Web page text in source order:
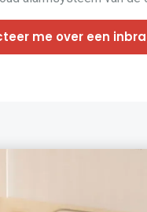
me over een